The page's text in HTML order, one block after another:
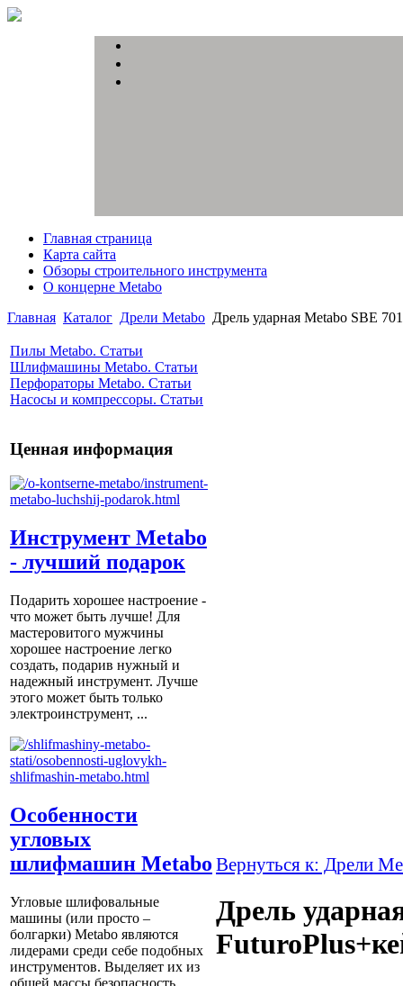
Главная страница
Карта сайта
Обзоры строительного инструмента
О концерне Metabo
Главная Каталог Дрели Metabo Дрель ударная Metabo SBE
Пилы Metabo. Статьи
Шлифмашины Metabo. Статьи
Перфораторы Metabo. Статьи
Насосы и компрессоры. Статьи
Ценная информация
Инструмент Metabo
- лучший подарок
Подарить хорошее настроение -
что может быть лучше! Для
мастеровитого мужчины
хорошее настроение легко
создать, подарив нужный и
надежный инструмент. Лучше
этого может быть только
электроинструмент, ...
Особенности
угловых
шлифмашин Metabo
Угловые шлифовальные
машины (или просто –
болгарки) Мetabo являются
лидерами среди себе подобных
инструментов. Выделяет их из
общей массы безопасность,
Вернуться к: Дрели
Дрель